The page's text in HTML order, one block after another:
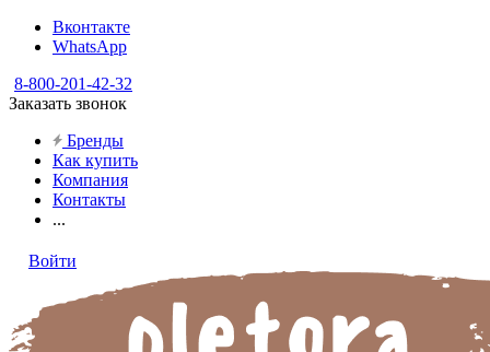
Вконтакте
WhatsApp
8-800-201-42-32
Заказать звонок
Бренды
Как купить
Компания
Контакты
...
Войти